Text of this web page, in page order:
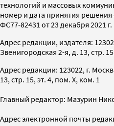
технологий и массовых
номер и дата принятия
ФС77-82431 от 23 декабря 2021 г.
Адрес редакции, издателя:
Звенигородская 2-я, д. 13, стр.
Адрес редакции: 123022, г.
13, стр. 15, эт. 4, пом. X, ком. 1
Главный редактор: Мазурин
Адрес электронной почты